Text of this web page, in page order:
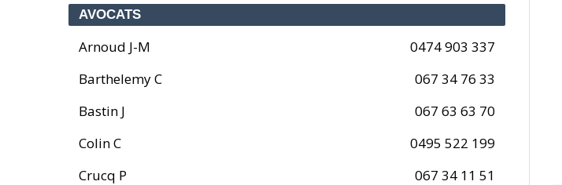
AVOCATS
Arnoud J-M
0474 903 337
Barthelemy C
067 34 76 33
Bastin J
067 63 63 70
Colin C
0495 522 199
Crucq P
067 34 11 51